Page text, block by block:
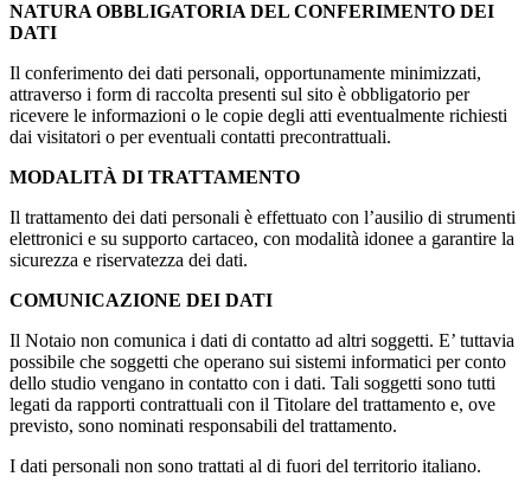
NATURA OBBLIGATORIA DEL CONFERIMENTO DEI
DATI
Il conferimento dei dati personali, opportunamente minimizzati,
attraverso i form di raccolta presenti sul sito è obbligatorio per
ricevere le informazioni o le copie degli atti eventualmente richiesti
dai visitatori o per eventuali contatti precontrattuali.
MODALITÀ DI TRATTAMENTO
Il trattamento dei dati personali è effettuato con l’ausilio di strumenti
elettronici e su supporto cartaceo, con modalità idonee a garantire la
sicurezza e riservatezza dei dati.
COMUNICAZIONE DEI DATI
Il Notaio non comunica i dati di contatto ad altri soggetti. E’ tuttavia
possibile che soggetti che operano sui sistemi informatici per conto
dello studio vengano in contatto con i dati. Tali soggetti sono tutti
legati da rapporti contrattuali con il Titolare del trattamento e, ove
previsto, sono nominati responsabili del trattamento.
I dati personali non sono trattati al di fuori del territorio italiano.